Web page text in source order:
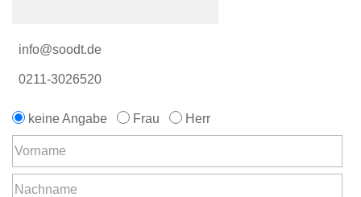
info@soodt.de
0211-3026520
keine Angabe Frau Herr